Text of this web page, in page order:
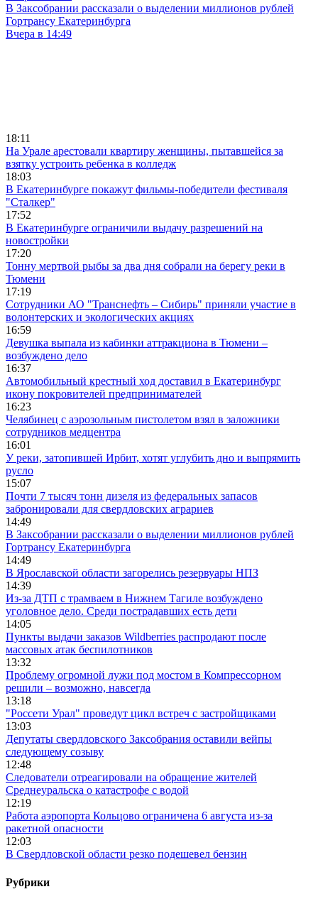
В Заксобрании рассказали о выделении миллионов рублей
Гортрансу Екатеринбурга
Вчера в 14:49
18:11
На Урале арестовали квартиру женщины, пытавшейся за
взятку устроить ребенка в колледж
18:03
В Екатеринбурге покажут фильмы-победители фестиваля
"Сталкер"
17:52
В Екатеринбурге ограничили выдачу разрешений на
новостройки
17:20
Тонну мертвой рыбы за два дня собрали на берегу реки в
Тюмени
17:19
Сотрудники АО "Транснефть – Сибирь" приняли участие в
волонтерских и экологических акциях
16:59
Девушка выпала из кабинки аттракциона в Тюмени –
возбуждено дело
16:37
Автомобильный крестный ход доставил в Екатеринбург
икону покровителей предпринимателей
16:23
Челябинец с аэрозольным пистолетом взял в заложники
сотрудников медцентра
16:01
У реки, затопившей Ирбит, хотят углубить дно и выпрямить
русло
15:07
Почти 7 тысяч тонн дизеля из федеральных запасов
забронировали для свердловских аграриев
14:49
В Заксобрании рассказали о выделении миллионов рублей
Гортрансу Екатеринбурга
14:49
В Ярославской области загорелись резервуары НПЗ
14:39
Из-за ДТП с трамваем в Нижнем Тагиле возбуждено
уголовное дело. Среди пострадавших есть дети
14:05
Пункты выдачи заказов Wildberries распродают после
массовых атак беспилотников
13:32
Проблему огромной лужи под мостом в Компрессорном
решили – возможно, навсегда
13:18
"Россети Урал" проведут цикл встреч с застройщиками
13:03
Депутаты свердловского Заксобрания оставили вейпы
следующему созыву
12:48
Следователи отреагировали на обращение жителей
Среднеуральска о катастрофе с водой
12:19
Работа аэропорта Кольцово ограничена 6 августа из-за
ракетной опасности
12:03
В Свердловской области резко подешевел бензин
Рубрики